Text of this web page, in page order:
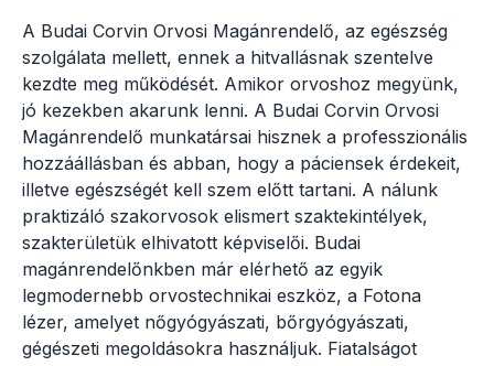
A Budai Corvin Orvosi Magánrendelő, az egészség
szolgálata mellett, ennek a hitvallásnak szentelve
kezdte meg működését. Amikor orvoshoz megyünk,
jó kezekben akarunk lenni. A Budai Corvin Orvosi
Magánrendelő munkatársai hisznek a professzionális
hozzáállásban és abban, hogy a páciensek érdekeit,
illetve egészségét kell szem előtt tartani. A nálunk
praktizáló szakorvosok elismert szaktekintélyek,
szakterületük elhivatott képviselői. Budai
magánrendelőnkben már elérhető az egyik
legmodernebb orvostechnikai eszköz, a Fotona
lézer, amelyet nőgyógyászati, bőrgyógyászati,
gégészeti megoldásokra használjuk. Fiatalságot